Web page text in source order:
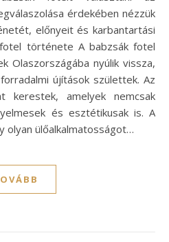
érdekében nézzük
előnyeit és karbantartási
története A babzsák fotel
Olaszországába nyúlik vissza,
újítások születtek. Az
kerestek, amelyek nemcsak
és esztétikusak is. A
olyan ülőalkalmatosságot…